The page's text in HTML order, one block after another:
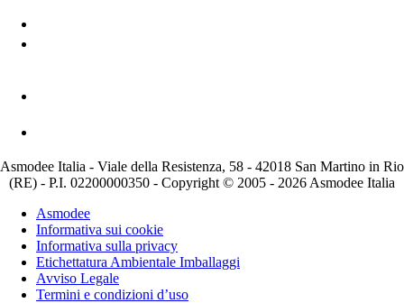
Asmodee Italia - Viale della Resistenza, 58 - 42018 San Martino in Rio
(RE) - P.I. 02200000350 - Copyright © 2005 - 2026 Asmodee Italia
Asmodee
Informativa sui cookie
Informativa sulla privacy
Etichettatura Ambientale Imballaggi
Avviso Legale
Termini e condizioni d’uso